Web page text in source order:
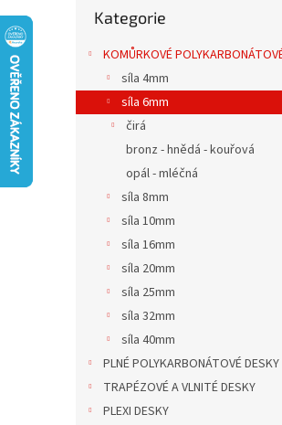
n
kategorie
Kategorie
KOMŮRKOVÉ
síla 4mm
síla 6mm
čirá
bronz - hnědá - kouřová
opál - mléčná
síla 8mm
síla 10mm
síla 16mm
síla 20mm
síla 25mm
síla 32mm
síla 40mm
PLNÉ POLYKARBONÁTOVÉ DESKY
TRAPÉZOVÉ A VLNITÉ DESKY
PLEXI DESKY